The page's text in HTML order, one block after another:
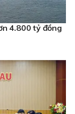
4.800 tỷ đồng